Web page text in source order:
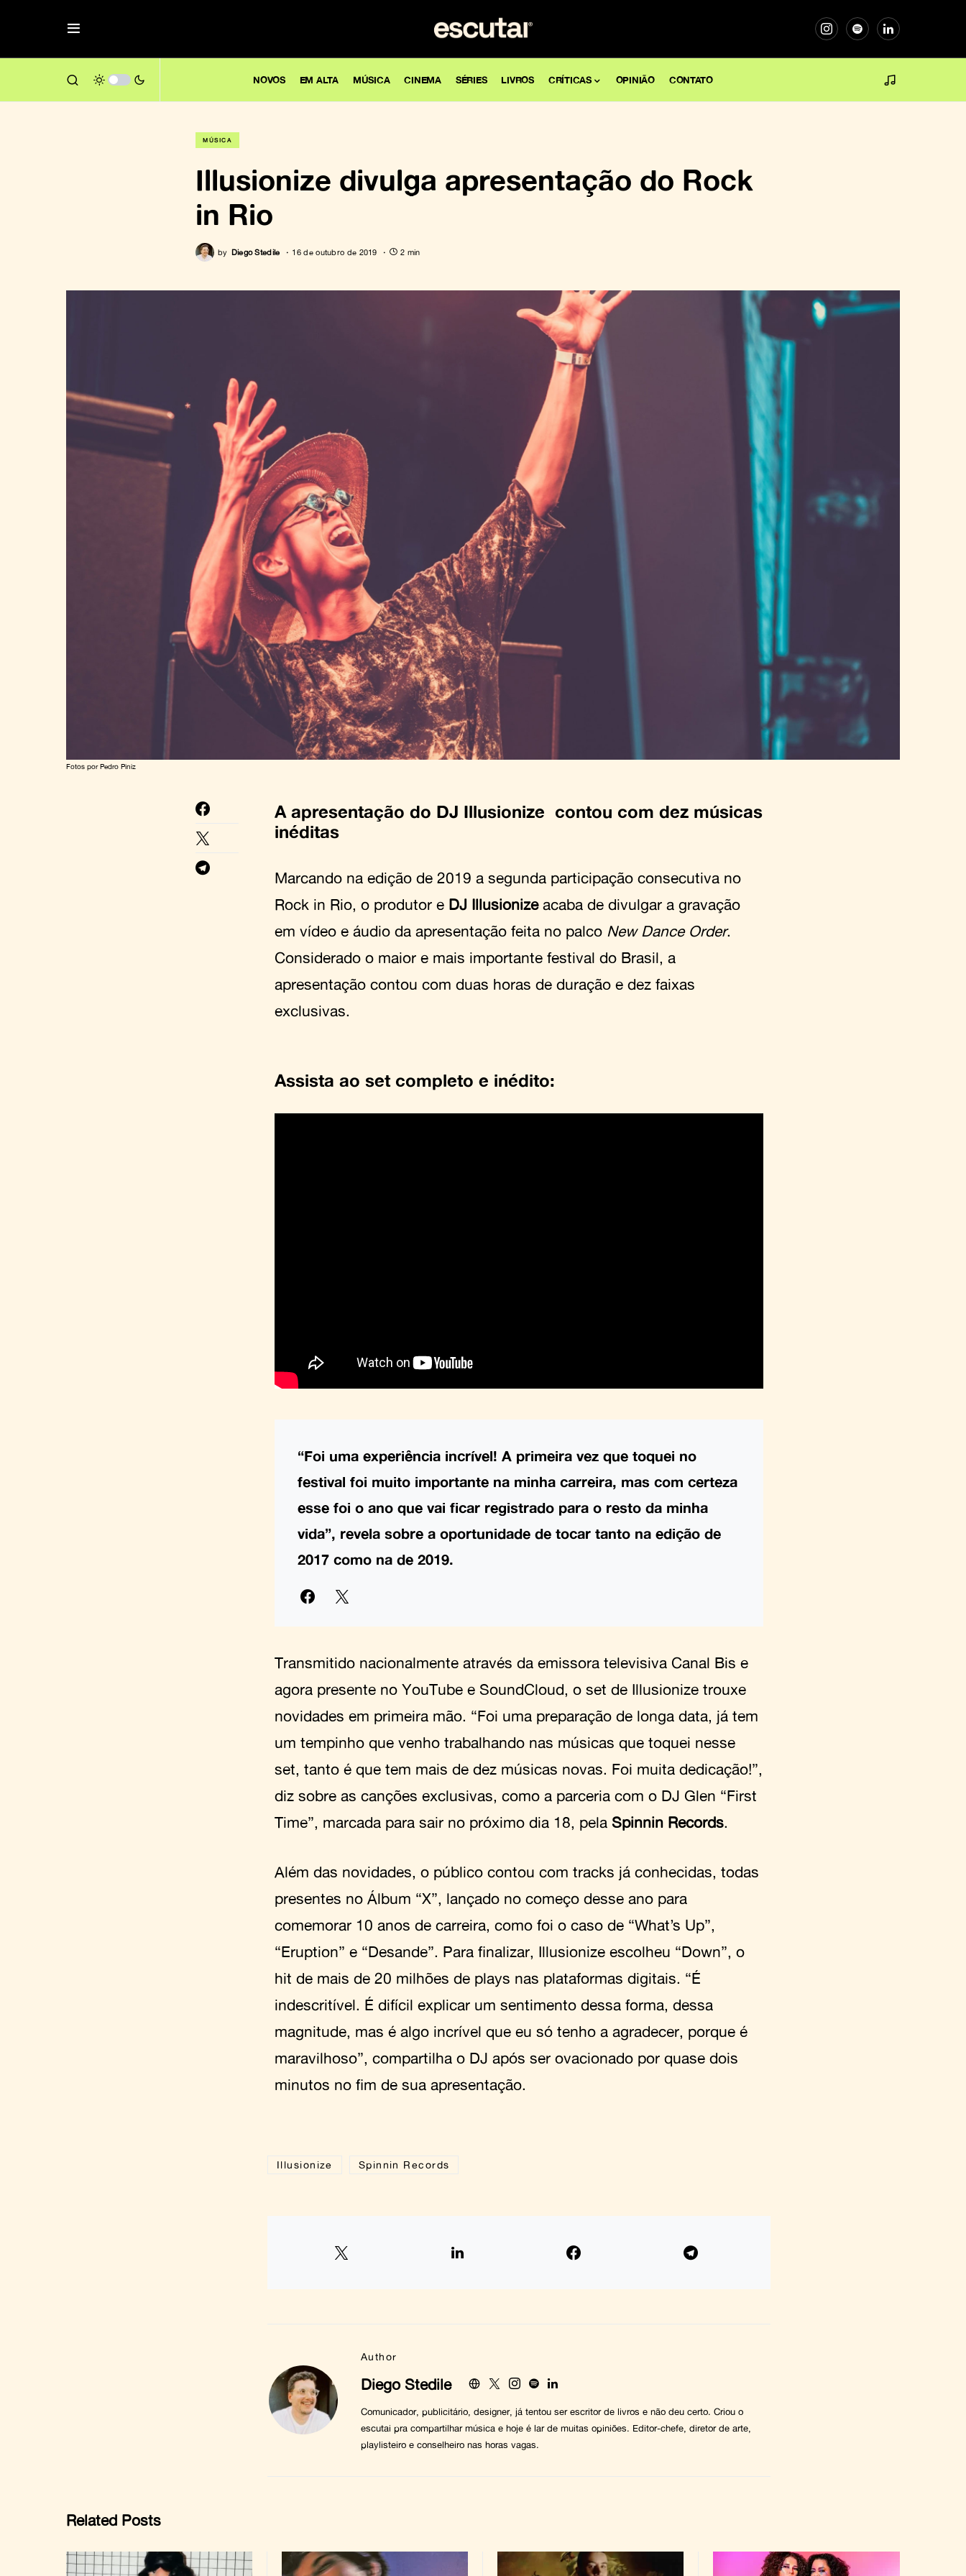
NOVOS EM ALTA MÚSICA CINEMA SÉRIES LIVROS CRÍTICAS OPINIÃO CONTATO
MÚSICA
Illusionize divulga apresentação do Rock
in Rio
by Diego Stedile 16 de outubro de 2019 2 min
Fotos por Pedro Piniz
A apresentação do DJ Illusionize contou com dez músicas
inéditas
Marcando na edição de 2019 a segunda participação consecutiva no
Rock in Rio, o produtor e DJ Illusionizeacaba de divulgar a gravação
em vídeo e áudio da apresentação feita no palco New Dance Order.
Considerado o maior e mais importante festival do Brasil, a
apresentação contou com duas horas de duração e dez faixas
exclusivas.
Assista ao set completo e inédito:
“Foi uma experiência incrível! A primeira vez que toquei no
festival foi muito importante na minha carreira, mas com certeza
esse foi o ano que vai ficar registrado para o resto da minha
vida”, revela sobre a oportunidade de tocar tanto na edição de
2017 como na de 2019.
Transmitido nacionalmente através da emissora televisiva Canal Bis e
agora presente no YouTube e SoundCloud, o set de Illusionize trouxe
novidades em primeira mão. “Foi uma preparação de longa data, já tem
um tempinho que venho trabalhando nas músicas que toquei nesse
set, tanto é que tem mais de dez músicas novas. Foi muita dedicação!”,
diz sobre as canções exclusivas, como a parceria com o DJ Glen “First
Time”, marcada para sair no próximo dia 18, pela Spinnin Records.
Além das novidades, o público contou com tracks já conhecidas, todas
presentes no Álbum “X”, lançado no começo desse ano para
comemorar 10 anos de carreira, como foi o caso de “What’s Up”,
“Eruption” e “Desande”. Para finalizar, Illusionize escolheu “Down”, o
hit de mais de 20 milhões de plays nas plataformas digitais. “É
indescritível. É difícil explicar um sentimento dessa forma, dessa
magnitude, mas é algo incrível que eu só tenho a agradecer, porque é
maravilhoso”, compartilha o DJ após ser ovacionado por quase dois
minutos no fim de sua apresentação.
Illusionize Spinnin Records
Author
Diego Stedile
Comunicador, publicitário, designer, já tentou ser escritor de livros e não deu certo. Criou o
escutai pra compartilhar música e hoje é lar de muitas opiniões. Editor-chefe, diretor de arte,
playlisteiro e conselheiro nas horas vagas.
Related Posts